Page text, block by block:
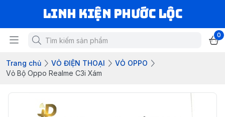
LINH KIỆN PHƯỚC LỘC
0
Trang chủ VỎ ĐIỆN THOẠI
VỎ OPPO
Vỏ Bộ Oppo Realme C3i Xám